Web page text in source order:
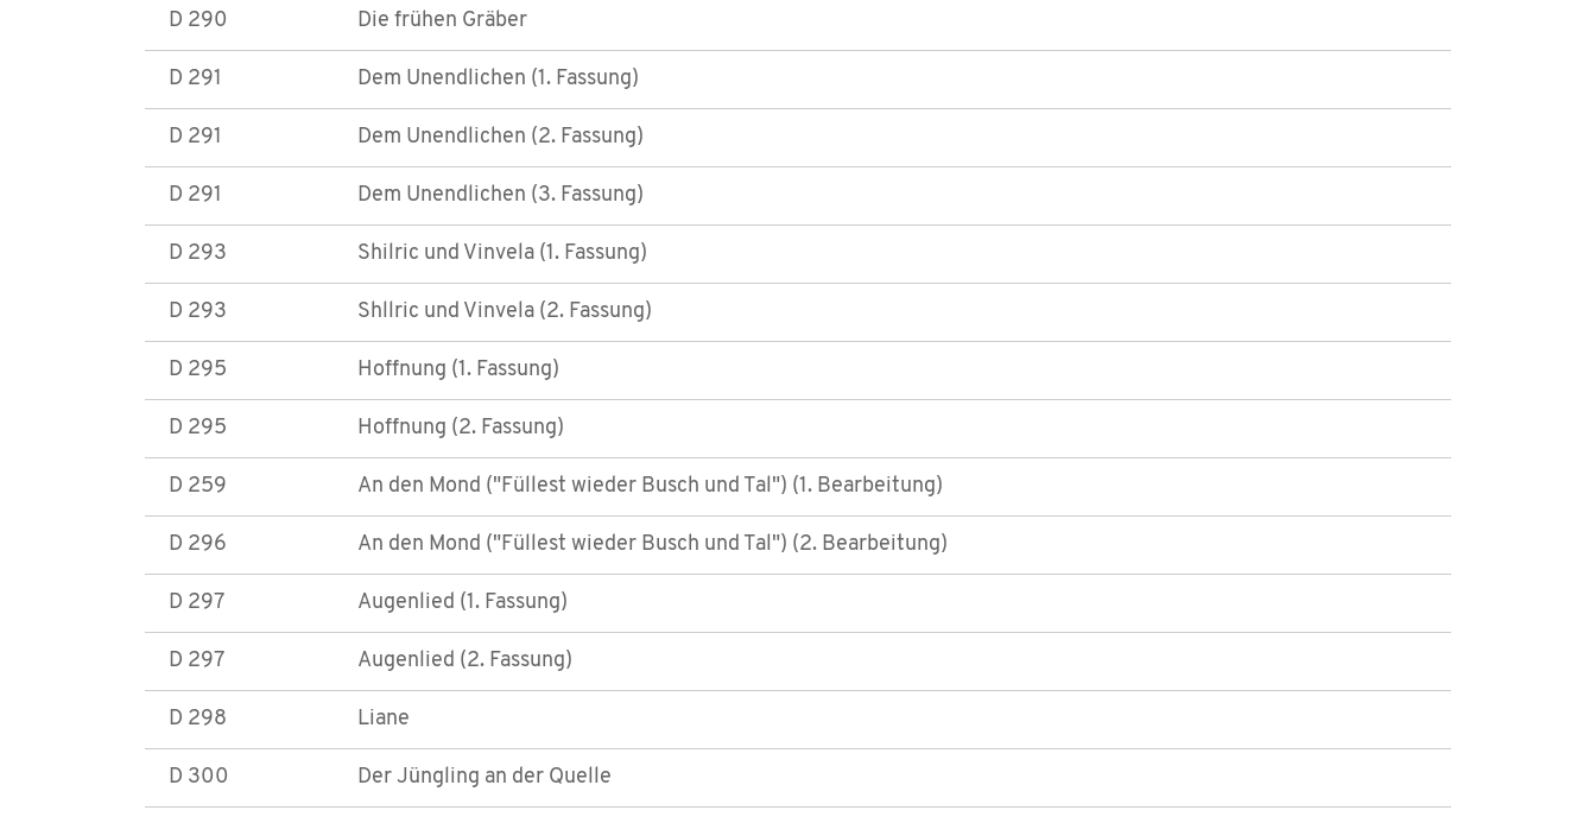
D 290 Die frühen Gräber
D 291 Dem Unendlichen (1. Fassung)
D 291 Dem Unendlichen (2. Fassung)
D 291 Dem Unendlichen (3. Fassung)
D 293 Shilric und Vinvela (1. Fassung)
D 293 Shllric und Vinvela (2. Fassung)
D 295 Hoffnung (1. Fassung)
D 295 Hoffnung (2. Fassung)
D 259 An den Mond ("Füllest wieder Busch und Tal") (1. Bearbeitung)
D 296 An den Mond ("Füllest wieder Busch und Tal") (2. Bearbeitung)
D 297 Augenlied (1. Fassung)
D 297 Augenlied (2. Fassung)
D 298 Liane
D 300 Der Jüngling an der Quelle